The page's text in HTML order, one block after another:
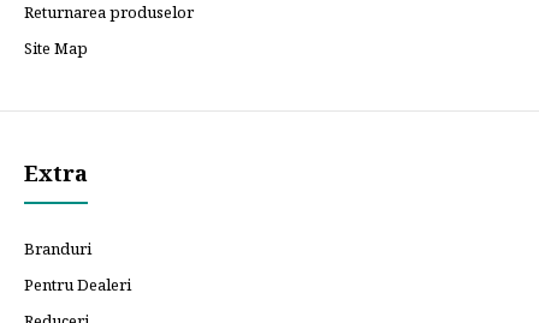
Returnarea produselor
Site Map
Extra
Branduri
Pentru Dealeri